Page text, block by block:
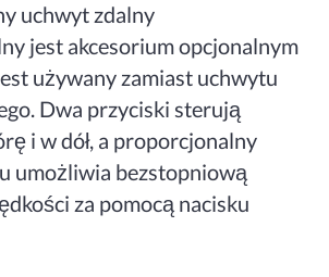
uchwyt zdalny
jest akcesorium opcjonalnym
używany zamiast uchwytu
Dwa przyciski sterują
i w dół, a proporcjonalny
umożliwia bezstopniową
za pomocą nacisku